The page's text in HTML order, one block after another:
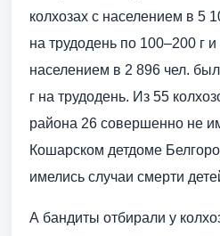
колхозах с населением в 5
на трудодень по 100–200 г и
населением в 2 896 чел.
г на трудодень. Из 55
района 26 совершенно не
Кошарском детдоме
имелись случаи смерти
А бандиты отбирали у